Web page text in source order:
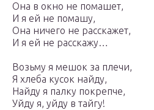
Она в окно не помашет,
И я ей не помашу,
Она ничего не расскажет,
И я ей не расскажу…
Возьму я мешок за плечи,
Я хлеба кyсок найду,
Найду я палку покрепче,
Уйду я, уйду в тайгу!